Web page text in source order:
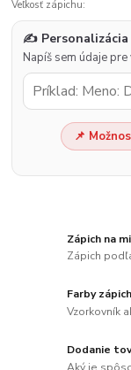
Veľkosť zápichu:
✍️
Napíš sem údaje
📌
Zápich na
Zápich
Farby
Vzorkovník
Dodanie